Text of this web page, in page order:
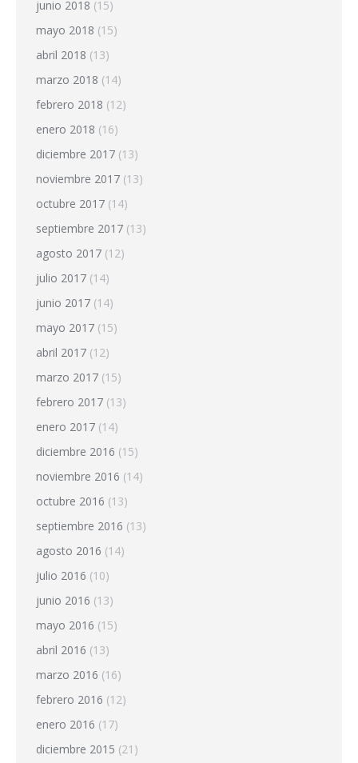
junio 2018 (15)
mayo 2018 (15)
abril 2018 (13)
marzo 2018 (14)
febrero 2018 (12)
enero 2018 (16)
diciembre 2017 (13)
noviembre 2017 (13)
octubre 2017 (14)
septiembre 2017 (13)
agosto 2017 (12)
julio 2017 (14)
junio 2017 (14)
mayo 2017 (15)
abril 2017 (12)
marzo 2017 (15)
febrero 2017 (13)
enero 2017 (14)
diciembre 2016 (15)
noviembre 2016 (14)
octubre 2016 (13)
septiembre 2016 (13)
agosto 2016 (14)
julio 2016 (10)
junio 2016 (13)
mayo 2016 (15)
abril 2016 (13)
marzo 2016 (16)
febrero 2016 (12)
enero 2016 (17)
diciembre 2015 (21)